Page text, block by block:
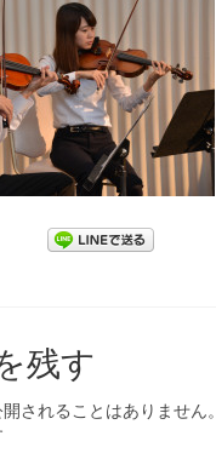
史
残す
されることはありません。